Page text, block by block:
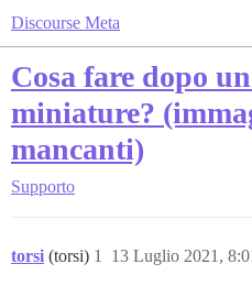
Discourse Meta
Cosa fare dopo
miniature?
mancanti)
Supporto
torsi (torsi) 13 Luglio 2021,
1